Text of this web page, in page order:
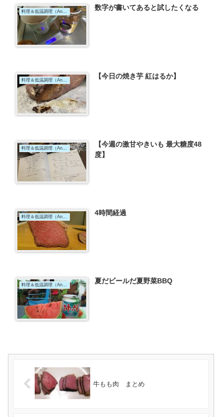
料理＆低温調理（Anova） 数字が書いてあると試したくなる
料理＆低温調理（Anova） 【今日の焼き芋 紅はるか】
料理＆低温調理（Anova）
【今週の激甘やきいも 最大糖度48
度】
料理＆低温調理（Anova） 4時間経過
料理＆低温調理（Anova） 夏だビールだ夏野菜BBQ
牛もも肉 まとめ